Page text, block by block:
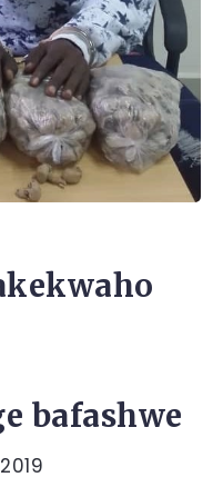
bafashwe